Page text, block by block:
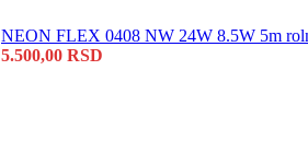
NEON FLEX 0408 NW 24W 8.5W 5m
5.500,00 RSD